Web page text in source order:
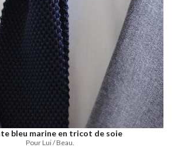
bleu marine en tricot de soie
Pour Lui / Beau.